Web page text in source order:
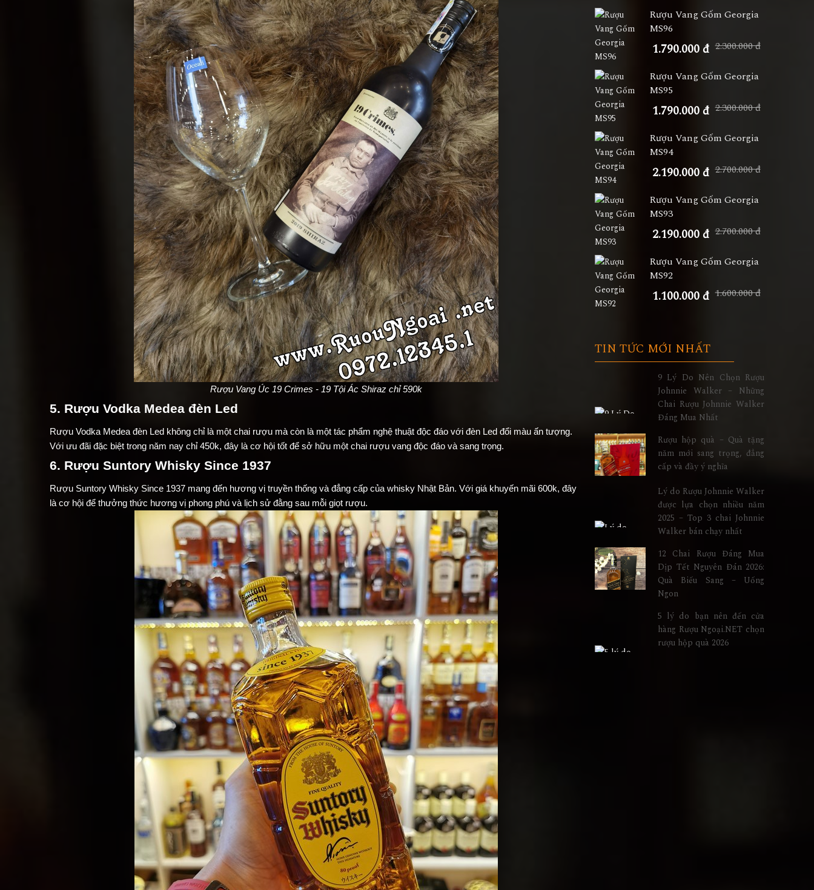
Rượu Vang Úc 19 Crimes - 19 Tội Ác Shiraz chỉ 590k
5. Rượu Vodka Medea đèn Led
Rượu Vodka Medea đèn Led không chỉ là một chai rượu mà còn là một tác phẩm nghệ thuật độc đáo với đèn Led đổi màu ấn tượng.
Với ưu đãi đặc biệt trong năm nay chỉ 450k, đây là cơ hội tốt để sở hữu một chai rượu vang độc đáo và sang trọng.
6. Rượu Suntory Whisky Since 1937
Rượu Suntory Whisky Since 1937 mang đến hương vị truyền thống và đẳng cấp của whisky Nhật Bản. Với giá khuyến mãi 600k, đây
là cơ hội để thưởng thức hương vị phong phú và lịch sử đằng sau mỗi giọt rượu.
Rượu Vang Gốm Georgia
MS96
1.790.000 đ 2.300.000 đ
Rượu Vang Gốm Georgia
MS95
1.790.000 đ 2.300.000 đ
Rượu Vang Gốm Georgia
MS94
2.190.000 đ 2.700.000 đ
Rượu Vang Gốm Georgia
MS93
2.190.000 đ 2.700.000 đ
Rượu Vang Gốm Georgia
MS92
1.100.000 đ 1.600.000 đ
TIN TỨC MỚI NHẤT
9 Lý Do Nên Chọn Rượu
Johnnie Walker – Những
Chai Rượu Johnnie Walker
Đáng Mua Nhất
Rượu hộp quà – Quà tặng
năm mới sang trọng, đẳng
cấp và đầy ý nghĩa
Lý do Rượu Johnnie Walker
được lựa chọn nhiều năm
2025 – Top 3 chai Johnnie
Walker bán chạy nhất
12 Chai Rượu Đáng Mua
Dịp Tết Nguyên Đán 2026:
Quà Biếu Sang – Uống
Ngon
5 lý do bạn nên đến cửa
hàng Rượu Ngoại.NET chọn
rượu hộp quà 2026